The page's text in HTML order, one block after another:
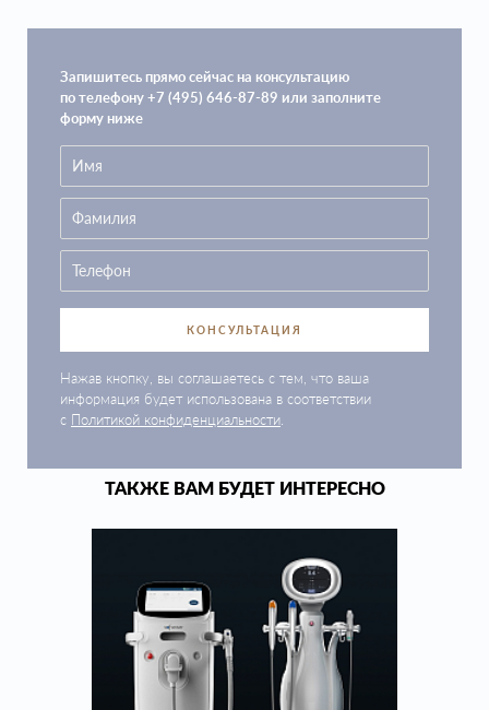
Запишитесь прямо сейчас на консультацию
по телефону +7 (495) 646-87-89 или заполните
форму ниже
КОНСУЛЬТАЦИЯ
Нажав кнопку, вы соглашаетесь с тем, что ваша
информация будет использована в соответствии
с Политикой конфиденциальности
ТАКЖЕ ВАМ БУДЕТ ИНТЕРЕСНО